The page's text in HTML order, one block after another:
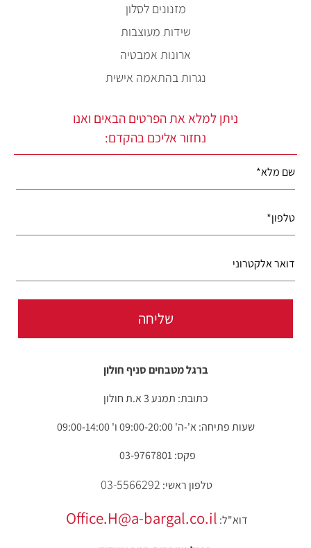
מזנונים לסלון
שידות מעוצבות
ארונות אמבטיה
נגרות בהתאמה אישית
ניתן למלא את הפרטים הבאים ואנו
נחזור אליכם בהקדם:
ברגל מטבחים סניף חולון
כתובת: תמנע 3 א.ת חולון
שעות פתיחה: א'-ה' 09:00-20:00 ו' 09:00-14:00
פקס: 03-9767801
טלפון ראשי: 03-5566292
דוא"ל: Office.H@a-bargal.co.il